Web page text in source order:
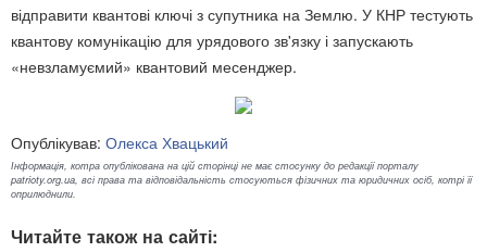
відправити квантові ключі з супутника на Землю. У КНР тестують
квантову комунікацію для урядового зв'язку і запускають
«невзламуємий» квантовий месенджер.
Опублікував: Олекса Хвацький
Інформація, котра опублікована на цій сторінці не має стосунку до редакції порталу
patrioty.org.ua, всі права та відповідальність стосуються фізичних та юридичних осіб, котрі її
оприлюднили.
Читайте також на сайті: